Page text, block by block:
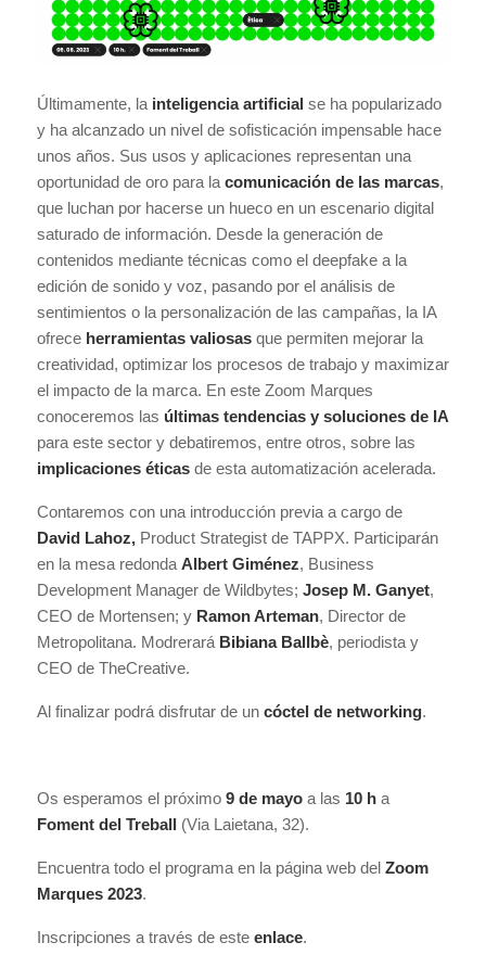
Últimamente, la inteligencia artificial se ha popularizado
y ha alcanzado un nivel de sofisticación impensable hace
unos años. Sus usos y aplicaciones representan una
oportunidad de oro para la comunicación de las marcas,
que luchan por hacerse un hueco en un escenario digital
saturado de información. Desde la generación de
contenidos mediante técnicas como el deepfake a la
edición de sonido y voz, pasando por el análisis de
sentimientos o la personalización de las campañas, la IA
ofrece herramientas valiosasque permiten mejorar la
creatividad, optimizar los procesos de trabajo y maximizar
el impacto de la marca. En este Zoom Marques
conoceremos las últimas tendencias y soluciones de IA
para este sector y debatiremos, entre otros, sobre las
implicaciones éticasde esta automatización acelerada.
Contaremos con una introducción previa a cargo de
David Lahoz,Product Strategist de TAPPX. Participarán
en la mesa redonda Albert Giménez, Business
Development Manager de Wildbytes; Josep M. Ganyet,
CEO de Mortensen; y Ramon Arteman, Director de
Metropolitana. Modrerará Bibiana Ballbè, periodista y
CEO de TheCreative.
Al finalizar podrá disfrutar de un cóctel de networking.
Os esperamos el próximo 9 de mayoa las 10 ha
Foment del Treball (Via Laietana, 32).
Encuentra todo el programa en la página web del Zoom
Marques 2023.
Inscripciones a través de este enlace.